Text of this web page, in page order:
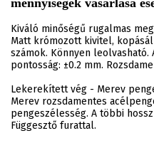
mennyiségek vásárlása
Kiváló minőségű rugalmas
Matt krómozott kivitel,
számok. Könnyen
pontosság: ±0.2 mm.
Lekerekített vég - Merev
Merev rozsdamentes
pengeszélesség. A többi
Függesztő furattal.